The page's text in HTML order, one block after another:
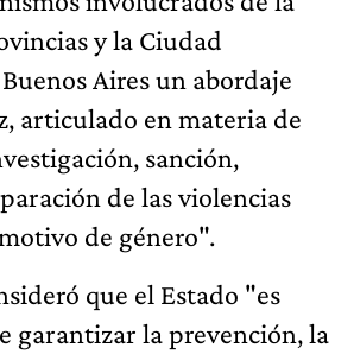
y la Ciudad
Aires un abordaje
articulado en materia de
sanción,
de las violencias
de género".
que el Estado "es
garantizar la prevención, la